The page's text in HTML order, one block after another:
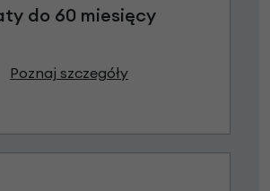
do 60 miesięcy
Poznaj szczegóły